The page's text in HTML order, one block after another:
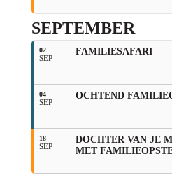
SEPTEMBER
02
SEP
FAMILIESAFARI
04
SEP
OCHTEND
18
SEP
DOCHTER VAN JE
MET